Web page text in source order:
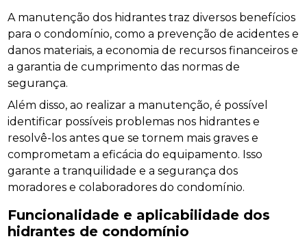
A manutenção dos hidrantes traz diversos benefícios
para o condomínio, como a prevenção de acidentes e
danos materiais, a economia de recursos financeiros e
a garantia de cumprimento das normas de
segurança.
Além disso, ao realizar a manutenção, é possível
identificar possíveis problemas nos hidrantes e
resolvê-los antes que se tornem mais graves e
comprometam a eficácia do equipamento. Isso
garante a tranquilidade e a segurança dos
moradores e colaboradores do condomínio.
Funcionalidade e aplicabilidade dos
hidrantes de condomínio